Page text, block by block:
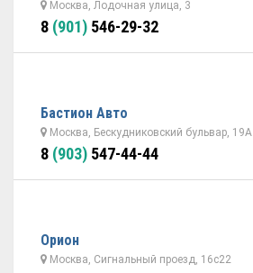
Москва, Лодочная улица, 3
8 (901) 546-29-32
Бастион Авто
Москва, Бескудниковский бульвар, 19А
8 (903) 547-44-44
Орион
Москва, Сигнальный проезд, 16с22